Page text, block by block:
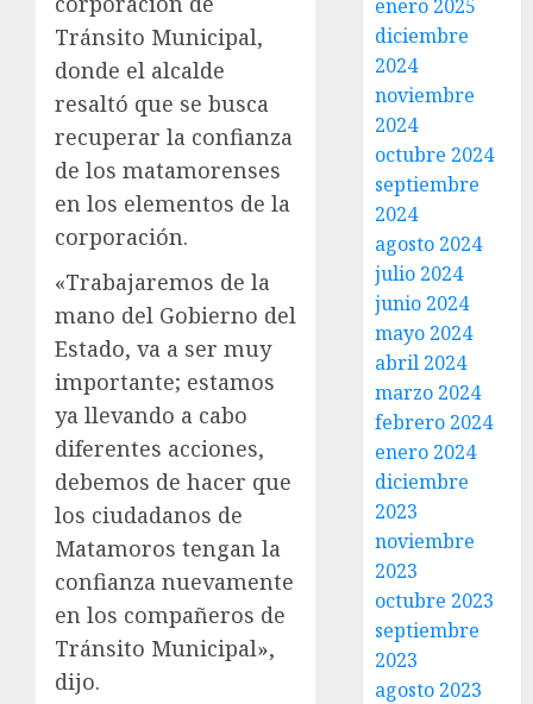
Tránsito Municipal,
donde el alcalde
resaltó que se busca
recuperar la confianza
de los matamorenses
en los elementos de la
corporación.
«Trabajaremos de la
mano del Gobierno del
Estado, va a ser muy
importante; estamos
ya llevando a cabo
diferentes acciones,
debemos de hacer que
los ciudadanos de
Matamoros tengan la
confianza nuevamente
en los compañeros de
Tránsito Municipal»,
dijo.
enero 2025
diciembre
2024
noviembre
2024
octubre 2024
septiembre
2024
agosto 2024
julio 2024
junio 2024
mayo 2024
abril 2024
marzo 2024
febrero 2024
enero 2024
diciembre
2023
noviembre
2023
octubre 2023
septiembre
2023
agosto 2023